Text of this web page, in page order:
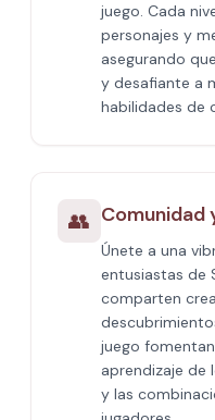
juego. Cada
personajes y
asegurando
y desafiante a
habilidades de
👥 Comunidad
Únete a una
entusiastas de
comparten
juego
aprendizaje de
y las